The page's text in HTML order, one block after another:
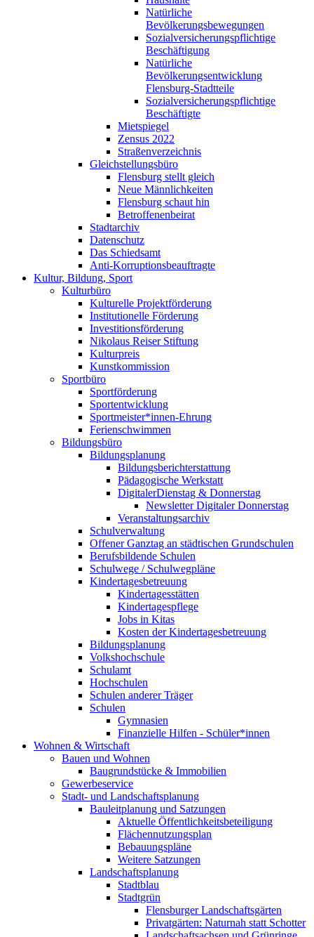
Natürliche
Bevölkerungsbewegungen
Sozialversicherungspflichtige
Beschäftigung
Natürliche
Bevölkerungsentwicklung
Flensburg-Stadtteile
Sozialversicherungspflichtige
Beschäftigte
Mietspiegel
Zensus 2022
Straßenverzeichnis
Gleichstellungsbüro
Flensburg stellt gleich
Neue Männlichkeiten
Flensburg schaut hin
Betroffenenbeirat
Stadtarchiv
Datenschutz
Das Schiedsamt
Anti-Korruptionsbeauftragte
Kultur, Bildung, Sport
Kulturbüro
Kulturelle Projektförderung
Institutionelle Förderung
Investitionsförderung
Nikolaus Reiser Stiftung
Kulturpreis
Kunstkommission
Sportbüro
Sportförderung
Sportentwicklung
Sportmeister*innen-Ehrung
Ferienschwimmen
Bildungsbüro
Bildungsplanung
Bildungsberichterstattung
Pädagogische Werkstatt
DigitalerDienstag & Donnerstag
Newsletter Digitaler Donnerstag
Veranstaltungsarchiv
Schulverwaltung
Offener Ganztag an städtischen Grundschulen
Berufsbildende Schulen
Schulwege / Schulwegpläne
Kindertagesbetreuung
Kindertagesstätten
Kindertagespflege
Jobs in Kitas
Kosten der Kindertagesbetreuung
Bildungsplanung
Volkshochschule
Schulamt
Hochschulen
Schulen anderer Träger
Schulen
Gymnasien
Finanzielle Hilfen - Schüler*innen
Wohnen & Wirtschaft
Bauen und Wohnen
Baugrundstücke & Immobilien
Gewerbeservice
Stadt- und Landschaftsplanung
Bauleitplanung und Satzungen
Aktuelle Öffentlichkeitsbeteiligung
Flächennutzungsplan
Bebauungspläne
Weitere Satzungen
Landschaftsplanung
Stadtblau
Stadtgrün
Flensburger Landschaftsgärten
Privatgärten: Naturnah statt Schotter